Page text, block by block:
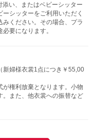
い、またはベビーシッター
シッターをご利用いただく
ください。その場合、プラ
要になります。
新婦様衣裳1点につき￥55,00
権利放棄となります。小物
。また、他衣裳への振替など